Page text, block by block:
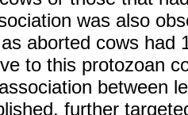
was also
aborted cows had
to this protozoan
between
further